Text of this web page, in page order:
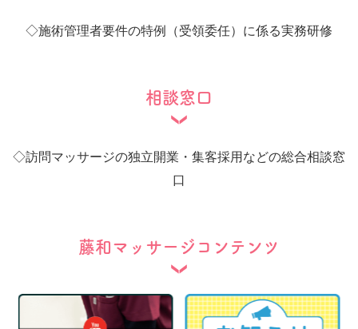
◇施術管理者要件の特例（受領委任）に係る実務研修
相談窓口
◇訪問マッサージの独立開業・集客採用などの総合相談窓
口
藤和マッサージコンテンツ